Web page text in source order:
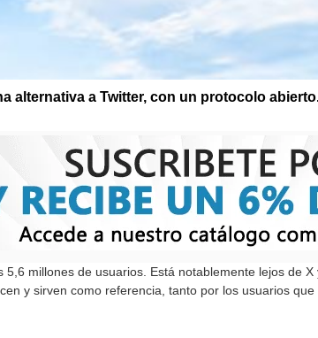
alternativa a Twitter, con un protocolo
5,6 millones de usuarios. Está notablemente lejos de
y sirven como referencia, tanto por los usuarios